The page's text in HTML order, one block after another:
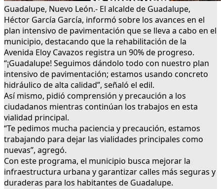
Guadalupe, Nuevo León.- El alcalde de Guadalupe,
Héctor García García, informó sobre los avances en el
plan intensivo de pavimentación que se lleva a cabo en el
municipio, destacando que la rehabilitación de la
Avenida Eloy Cavazos registra un 90% de progreso.
“¡Guadalupe! Seguimos dándolo todo con nuestro plan
intensivo de pavimentación; estamos usando concreto
hidráulico de alta calidad”, señaló el edil.
Así mismo, pidió comprensión y precaución a los
ciudadanos mientras continúan los trabajos en esta
vialidad principal.
“Te pedimos mucha paciencia y precaución, estamos
trabajando para dejar las vialidades principales como
nuevas”, agregó.
Con este programa, el municipio busca mejorar la
infraestructura urbana y garantizar calles más seguras y
duraderas para los habitantes de Guadalupe.